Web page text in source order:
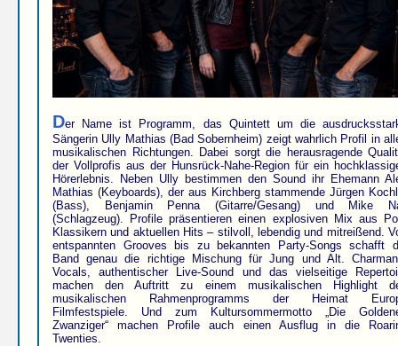
Der Name ist Programm, das Quintett um die
Sängerin Ully Mathias (Bad Sobernheim) zeigt wahrlich Profil in
musikalischen Richtungen. Dabei sorgt die herausragende
der Vollprofis aus der Hunsrück-Nahe-Region für ein
Hörerlebnis. Neben Ully bestimmen den Sound ihr Ehemann
Mathias (Keyboards), der aus Kirchberg stammende Jürgen
(Bass), Benjamin Penna (Gitarre/Gesang) und Mike
(Schlagzeug). Profile präsentieren einen explosiven Mix aus
Klassikern und aktuellen Hits – stilvoll, lebendig und mitreißend.
entspannten Grooves bis zu bekannten Party-Songs schafft
Band genau die richtige Mischung für Jung und Alt.
Vocals, authentischer Live-Sound und das vielseitige
machen den Auftritt zu einem musikalischen Highlight
musikalischen Rahmenprogramms der Heimat
Filmfestspiele. Und zum Kultursommermotto „Die
Zwanziger“ machen Profile auch einen Ausflug in die
Twenties.